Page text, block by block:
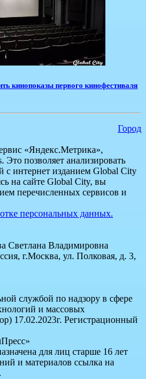
кинопоказы первого кинофестиваля
Город
«Яндекс.Метрика»,
позволяет анализировать
с интернет изданием Global City
на сайте Global City, вы
перечисленных сервисов и
персональных данных.
Светлана Владимировна
г.Москва, ул. Полковая, д. 3,
службой по надзору в сфере
и массовых
17.02.2023г. Регистрационный
для лиц старше 16 лет
и материалов ссылка на